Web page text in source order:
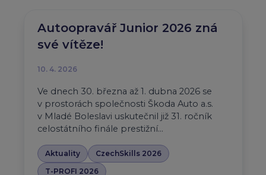
Autoopravář Junior 2026 zná
své vítěze!
10. 4. 2026
Ve dnech 30. března až 1. dubna 2026 se
v prostorách společnosti Škoda Auto a.s.
v Mladé Boleslavi uskutečnil již 31. ročník
celostátního finále prestižní…
Aktuality
CzechSkills 2026
T-PROFI 2026